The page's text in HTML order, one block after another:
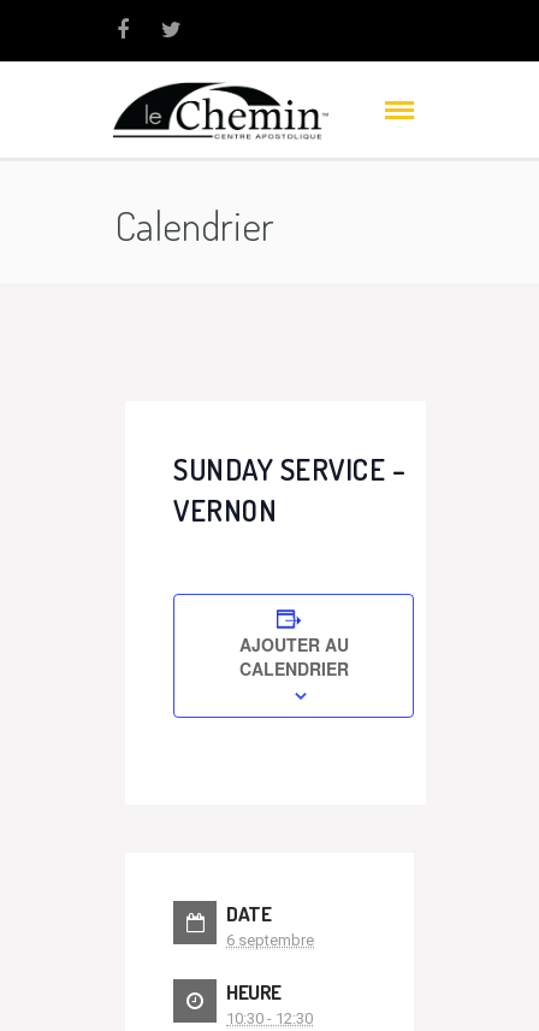
Calendrier
SUNDAY SERVICE –
VERNON
AJOUTER AU
CALENDRIER
DATE
6 septembre
HEURE
10:30 - 12:30